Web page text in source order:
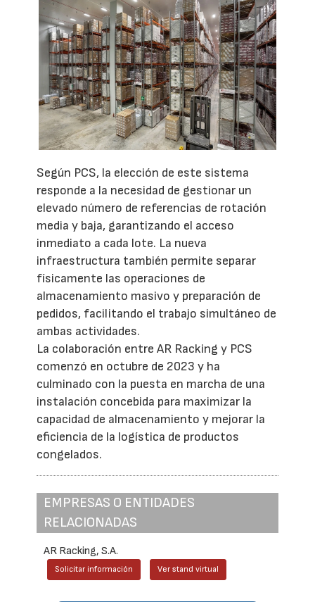
Según PCS, la elección de este sistema
responde a la necesidad de gestionar un
elevado número de referencias de rotación
media y baja, garantizando el acceso
inmediato a cada lote. La nueva
infraestructura también permite separar
físicamente las operaciones de
almacenamiento masivo y preparación de
pedidos, facilitando el trabajo simultáneo de
ambas actividades.
La colaboración entre AR Racking y PCS
comenzó en octubre de 2023 y ha
culminado con la puesta en marcha de una
instalación concebida para maximizar la
capacidad de almacenamiento y mejorar la
eficiencia de la logística de productos
congelados.
EMPRESAS O ENTIDADES
RELACIONADAS
AR Racking, S.A.
Solicitar información Ver stand virtual